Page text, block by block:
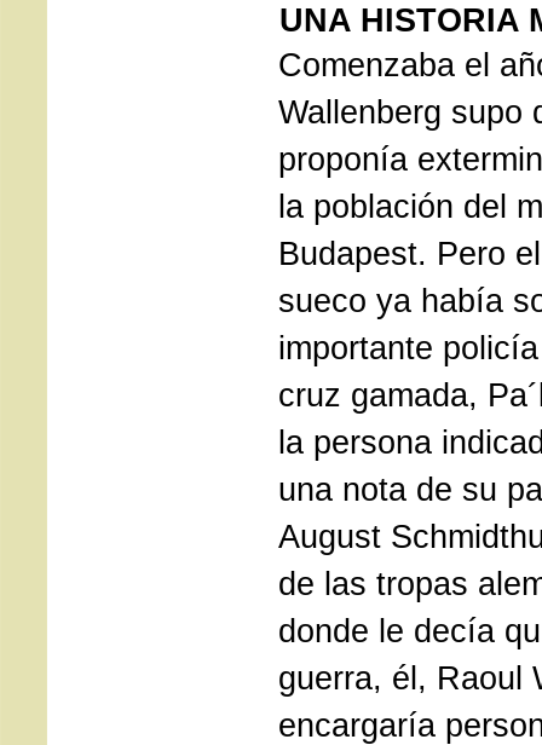
UNA HISTORIA
Comenzaba el
Wallenberg supo
proponía
la población del
Budapest. Pero
sueco ya había
importante
cruz gamada,
la persona
una nota de su
August
de las tropas
donde le decía
guerra, él, Raoul
encargaría